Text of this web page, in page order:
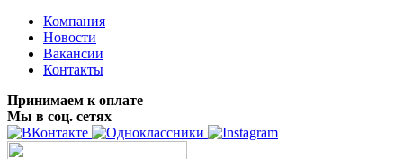
Компания
Новости
Вакансии
Контакты
Принимаем к оплате
Мы в соц. сетях